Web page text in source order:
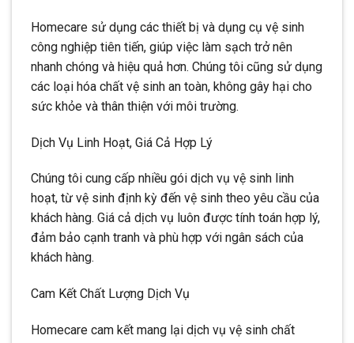
Homecare sử dụng các thiết bị và dụng cụ vệ sinh
công nghiệp tiên tiến, giúp việc làm sạch trở nên
nhanh chóng và hiệu quả hơn. Chúng tôi cũng sử dụng
các loại hóa chất vệ sinh an toàn, không gây hại cho
sức khỏe và thân thiện với môi trường.
Dịch Vụ Linh Hoạt, Giá Cả Hợp Lý
Chúng tôi cung cấp nhiều gói dịch vụ vệ sinh linh
hoạt, từ vệ sinh định kỳ đến vệ sinh theo yêu cầu của
khách hàng. Giá cả dịch vụ luôn được tính toán hợp lý,
đảm bảo cạnh tranh và phù hợp với ngân sách của
khách hàng.
Cam Kết Chất Lượng Dịch Vụ
Homecare cam kết mang lại dịch vụ vệ sinh chất